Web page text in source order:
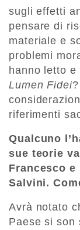
sugli effetti
pensare di
materiale e
problemi
hanno letto e
Lumen Fidei
riferimenti
Qualcuno
sue teorie
Francesco
Salvini.
Avrà notato
Paese si son